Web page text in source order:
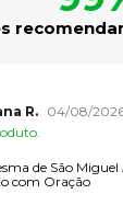
R.
04/08/
de São Miguel
com Oração